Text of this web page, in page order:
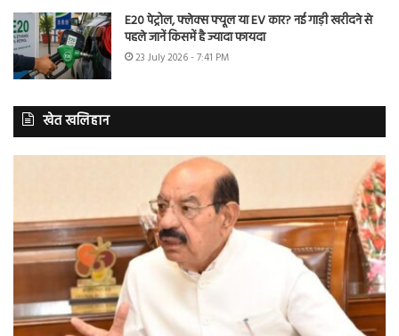
E20 पेट्रोल, फ्लेक्स फ्यूल या EV कार? नई गाड़ी खरीदने से
पहले जानें किसमें है ज्यादा फायदा
23 July 2026 - 7:41 PM
खेत खलिहान